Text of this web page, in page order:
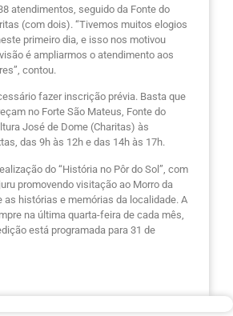
atendimentos, seguido da Fonte do
(com dois). “Tivemos muitos elogios
primeiro dia, e isso nos motivou
é ampliarmos o atendimento aos
contou.
fazer inscrição prévia. Basta que
no Forte São Mateus, Fonte do
José de Dome (Charitas) às
das 9h às 12h e das 14h às 17h.
do “História no Pôr do Sol”, com
promovendo visitação ao Morro da
as histórias e memórias da localidade. A
na última quarta-feira de cada mês,
está programada para 31 de